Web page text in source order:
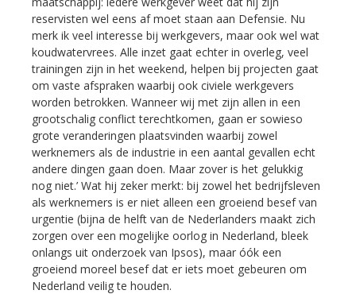
reservisten wel eens af moet staan aan Defensie. Nu
merk ik veel interesse bij werkgevers, maar ook wel wat
koudwatervrees. Alle inzet gaat echter in overleg, veel
trainingen zijn in het weekend, helpen bij projecten gaat
om vaste afspraken waarbij ook civiele werkgevers
worden betrokken. Wanneer wij met zijn allen in een
grootschalig conflict terechtkomen, gaan er sowieso
grote veranderingen plaatsvinden waarbij zowel
werknemers als de industrie in een aantal gevallen echt
andere dingen gaan doen. Maar zover is het gelukkig
nog niet.’ Wat hij zeker merkt: bij zowel het bedrijfsleven
als werknemers is er niet alleen een groeiend besef van
urgentie (bijna de helft van de Nederlanders maakt zich
zorgen over een mogelijke oorlog in Nederland, bleek
onlangs uit onderzoek van Ipsos), maar óók een
groeiend moreel besef dat er iets moet gebeuren om
Nederland veilig te houden.